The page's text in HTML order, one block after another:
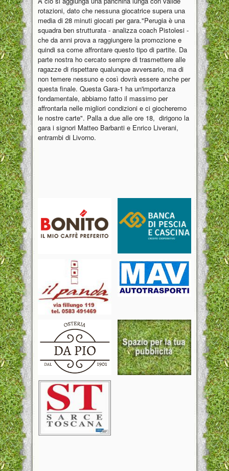
rotazioni, dato che nessuna giocatrice supera una
media di 28 minuti giocati per gara."Perugia è una
squadra ben strutturata - analizza coach Pistolesi -
che da anni prova a raggiungere la promozione e
quindi sa come affrontare questo tipo di partite. Da
parte nostra ho cercato sempre di trasmettere alle
ragazze di rispettare qualunque avversario, ma di
non temere nessuno e così dovrà essere anche per
questa finale. Questa Gara-1 ha un'importanza
fondamentale, abbiamo fatto il massimo per
affrontarla nelle migliori condizioni e ci giocheremo
le nostre carte". Palla a due alle ore 18, dirigono la
gara i signori Matteo Barbanti e Enrico Liverani,
entrambi di Livorno.